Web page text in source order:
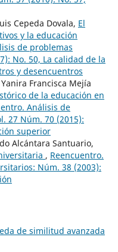
Cepeda Dovala, El
y la educación
de problemas
No. 50, La calidad de la
y desencuentros
Francisca Mejía
de la educación en
Análisis de
27 Núm. 70 (2015):
superior
Alcántara Santuario,
, Reencuentro.
Núm. 38 (2003):
de similitud avanzada